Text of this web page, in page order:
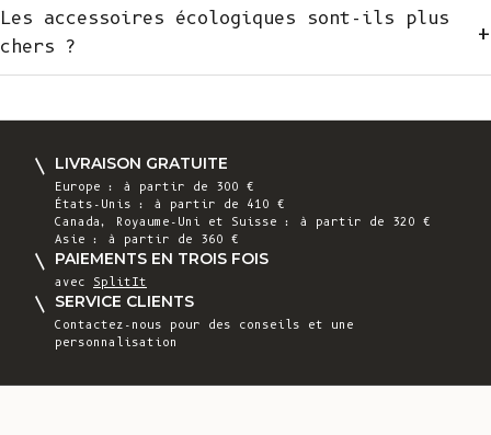
Les accessoires écologiques sont-ils plus
chers ?
+
LIVRAISON GRATUITE
Europe : à partir de 300 €
États-Unis : à partir de 410 €
Canada, Royaume-Uni et Suisse : à partir de 320 €
Asie : à partir de 360 €
PAIEMENTS EN TROIS FOIS
avec SplitIt
SERVICE CLIENTS
Contactez-nous pour des conseils et une
personnalisation